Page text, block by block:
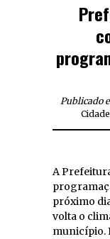
Publicado
Cidade
A
próximo
volta o
município.